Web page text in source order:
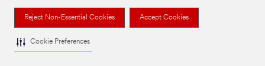
Reject Non-Essential Cookies Accept Cookies
Cookie Preferences